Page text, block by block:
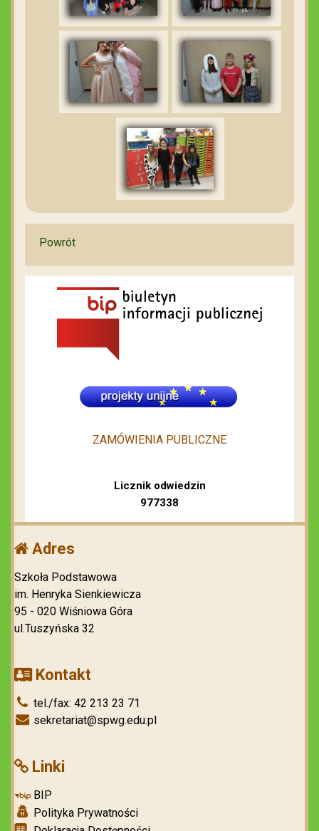
Powrót
ZAMÓWIENIA PUBLICZNE
Licznik odwiedzin
977338
Adres
Szkoła Podstawowa
im. Henryka Sienkiewicza
95 - 020 Wiśniowa Góra
ul.Tuszyńska 32
Kontakt
tel./fax: 42 213 23 71
sekretariat@spwg.edu.pl
Linki
BIP
Polityka Prywatności